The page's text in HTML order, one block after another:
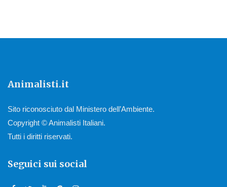
Animalisti.it
Sito riconosciuto dal Ministero dell’Ambiente.
Copyright © Animalisti Italiani.
Tutti i diritti riservati.
Seguici sui social